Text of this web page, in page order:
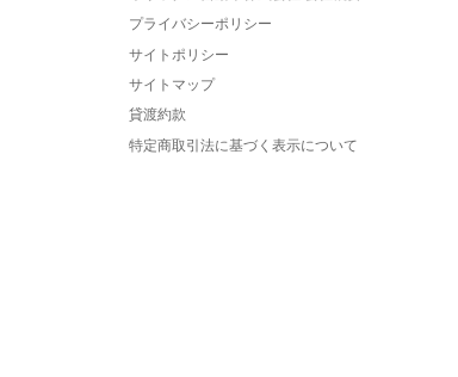
プライバシーポリシー
サイトポリシー
サイトマップ
貸渡約款
特定商取引法に基づく表示について